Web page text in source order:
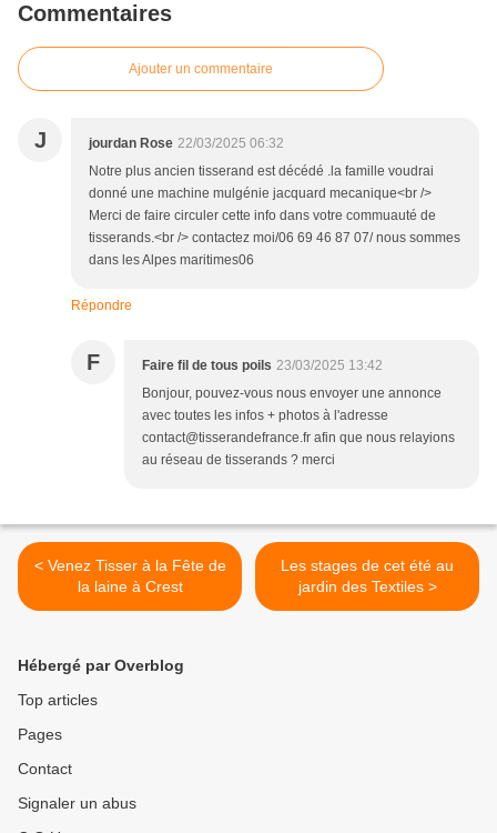
Commentaires
Ajouter un commentaire
J jourdan Rose 22/03/2025 06:32
Notre plus ancien tisserand est décédé .la famille voudrai
donné une machine mulgénie jacquard mecanique<br />
Merci de faire circuler cette info dans votre commuauté de
tisserands.<br /> contactez moi/06 69 46 87 07/ nous sommes
dans les Alpes maritimes06
Répondre
F Faire fil de tous poils 23/03/2025 13:42
Bonjour, pouvez-vous nous envoyer une annonce
avec toutes les infos + photos à l'adresse
contact@tisserandefrance.fr afin que nous relayions
au réseau de tisserands ? merci
< Venez Tisser à la Fête de
la laine à Crest
Les stages de cet été au
jardin des Textiles >
Hébergé par Overblog
Top articles
Pages
Contact
Signaler un abus